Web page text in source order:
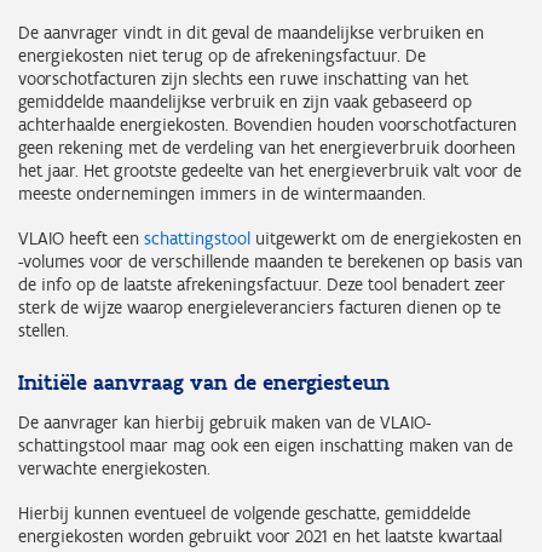
De aanvrager vindt in dit geval de maandelijkse verbruiken en
energiekosten niet terug op de afrekeningsfactuur. De
voorschotfacturen zijn slechts een ruwe inschatting van het
gemiddelde maandelijkse verbruik en zijn vaak gebaseerd op
achterhaalde energiekosten. Bovendien houden voorschotfacturen
geen rekening met de verdeling van het energieverbruik doorheen
het jaar. Het grootste gedeelte van het energieverbruik valt voor de
meeste ondernemingen immers in de wintermaanden.
VLAIO heeft een schattingstool uitgewerkt om de energiekosten en
-volumes voor de verschillende maanden te berekenen op basis van
de info op de laatste afrekeningsfactuur. Deze tool benadert zeer
sterk de wijze waarop energieleveranciers facturen dienen op te
stellen.
Initiële aanvraag van de energiesteun
De aanvrager kan hierbij gebruik maken van de VLAIO-
schattingstool maar mag ook een eigen inschatting maken van de
verwachte energiekosten.
Hierbij kunnen eventueel de volgende geschatte, gemiddelde
energiekosten worden gebruikt voor 2021 en het laatste kwartaal